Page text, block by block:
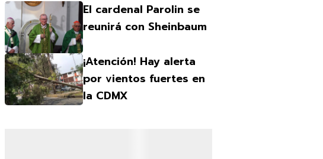
El cardenal Parolin se
reunirá con Sheinbaum
¡Atención! Hay alerta
por vientos fuertes en
la CDMX